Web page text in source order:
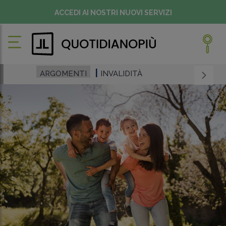
ACCEDI AI NOSTRI NUOVI SERVIZI
ARGOMENTI INVALIDITÀ